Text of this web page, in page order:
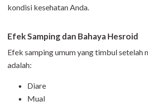
kondisi kesehatan Anda.
Efek Samping dan Bahaya Hesroid
Efek samping umum yang timbul setelah
adalah:
Diare
Mual